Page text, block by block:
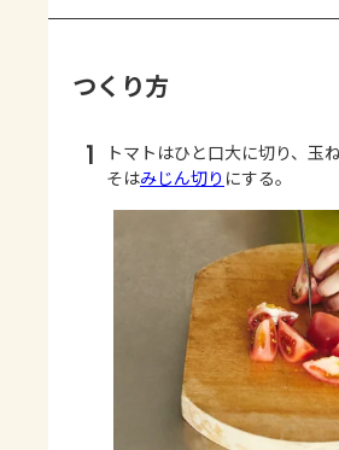
つくり方
1 トマトはひと口大に切り、玉
そはみじん切り にする。